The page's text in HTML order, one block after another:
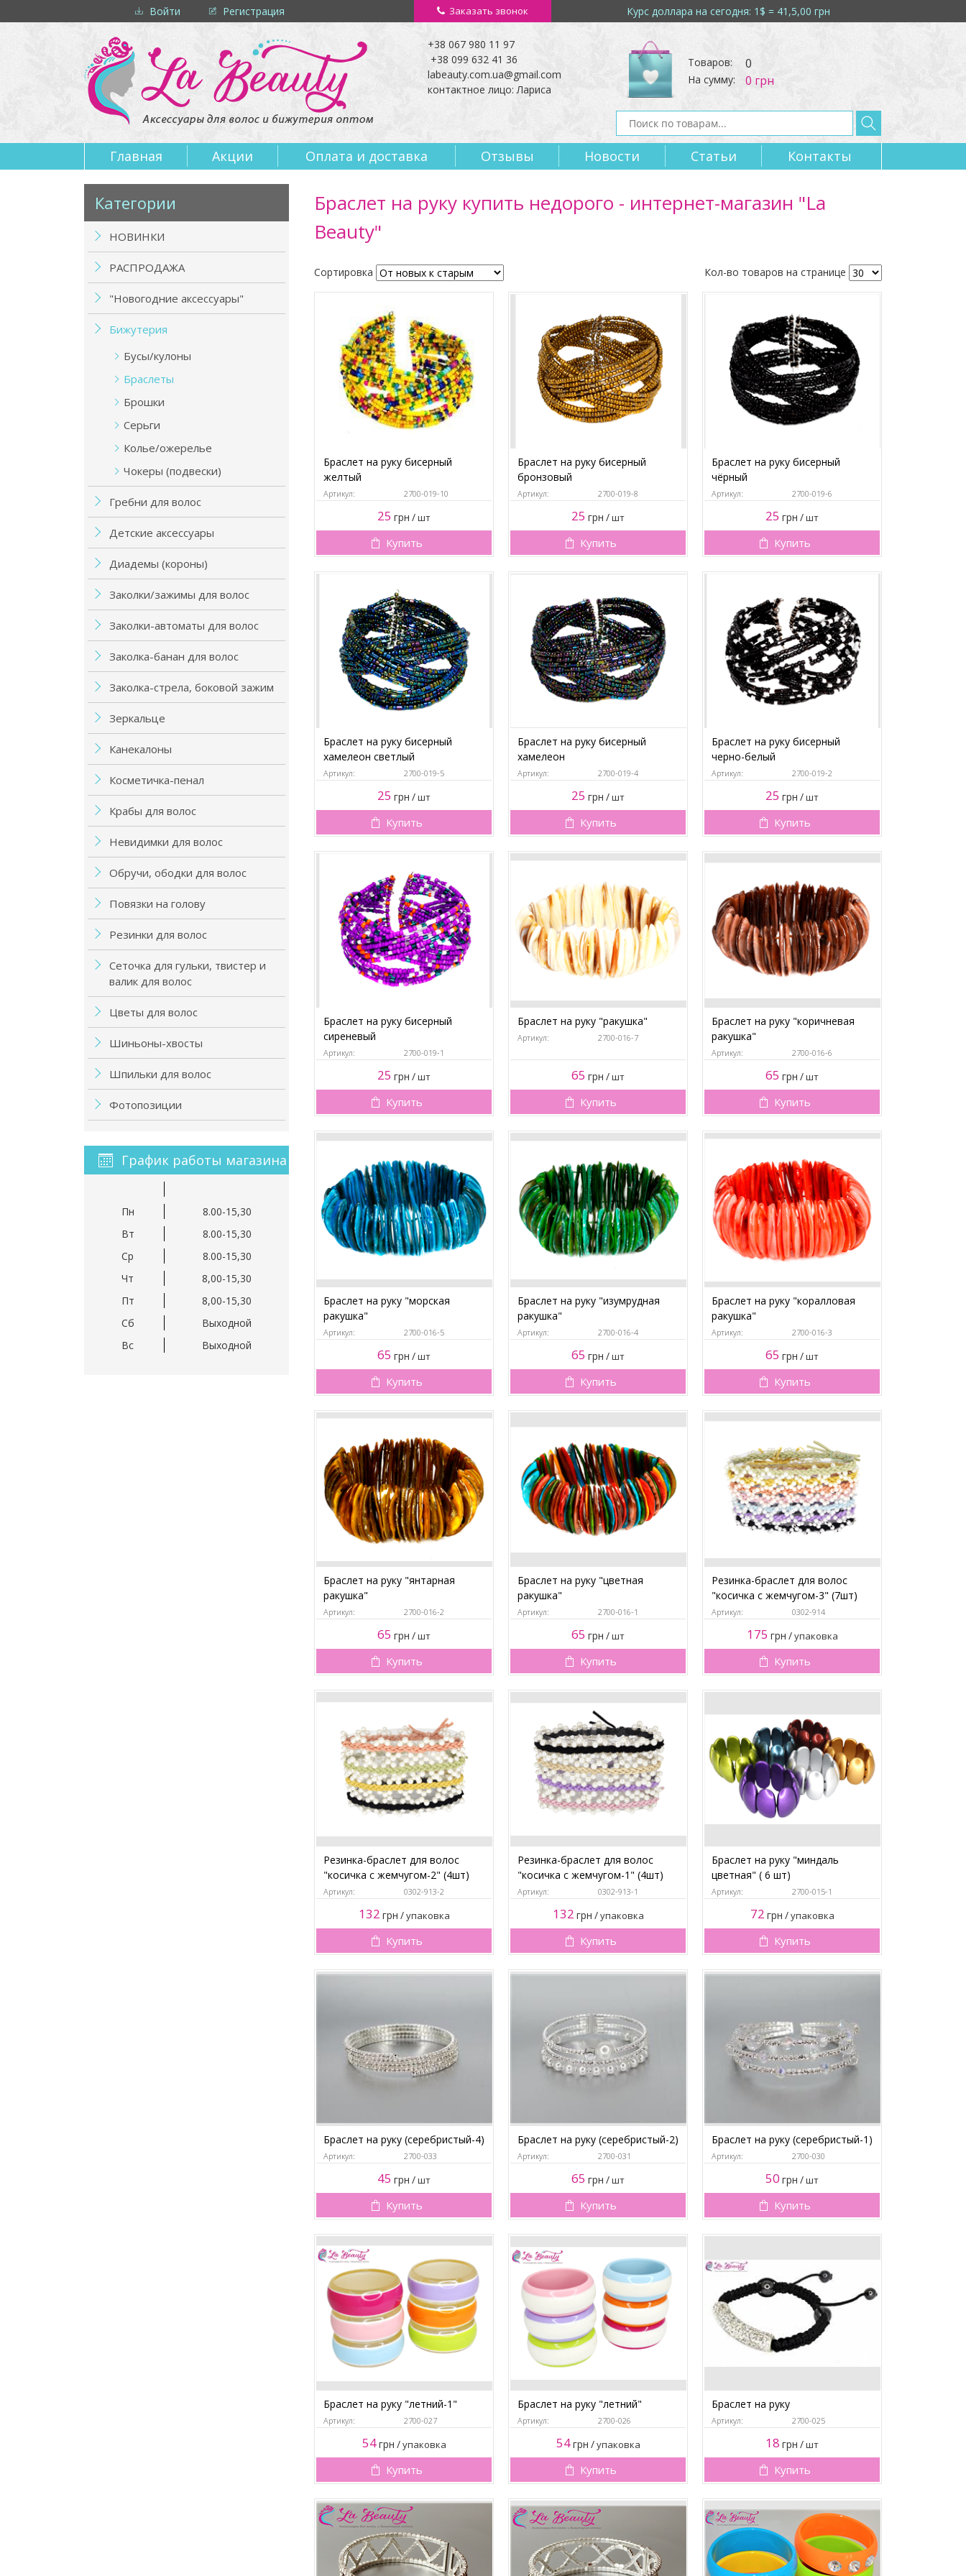
Войти Регистрация Заказать звонок Курс доллара на сегодня: 1$ = 41,5,00 грн
+38 067 980 11 97
+38 099 632 41 36
labeauty.com.ua@gmail.com
контактное лицо: Лариса
Товаров: 0
На сумму: 0 грн
Главная Акции Оплата и доставка Отзывы Новости Статьи Контакты
Категории
НОВИНКИ
РАСПРОДАЖА
"Новогодние аксессуары"
Бижутерия
Бусы/кулоны
Браслеты
Брошки
Серьги
Колье/ожерелье
Чокеры (подвески)
Гребни для волос
Детские аксессуары
Диадемы (короны)
Заколки/зажимы для волос
Заколки-автоматы для волос
Заколка-банан для волос
Заколка-стрела, боковой зажим
Зеркальце
Канекалоны
Косметичка-пенал
Крабы для волос
Невидимки для волос
Обручи, ободки для волос
Повязки на голову
Резинки для волос
Сеточка для гульки, твистер и
валик для волос
Цветы для волос
Шиньоны-хвосты
Шпильки для волос
Фотопозиции
График работы магазина
Пн
8.00-15,30
Вт
8.00-15,30
Ср
8.00-15,30
Чт
8,00-15,30
Пт
8,00-15,30
Сб
Выходной
Вс
Выходной
Браслет на руку купить недорого - интернет-магазин "La
Beauty"
Сортировка Кол-во товаров на странице
Браслет на руку бисерный
желтый
Артикул: 2700-019-10
25 грн /шт
Купить
Браслет на руку бисерный
бронзовый
Артикул: 2700-019-8
25 грн /шт
Купить
Браслет на руку бисерный
чёрный
Артикул: 2700-019-6
25 грн /шт
Купить
Браслет на руку бисерный
хамелеон светлый
Артикул: 2700-019-5
25 грн /шт
Купить
Браслет на руку бисерный
хамелеон
Артикул: 2700-019-4
25 грн /шт
Купить
Браслет на руку бисерный
черно-белый
Артикул: 2700-019-2
25 грн /шт
Купить
Браслет на руку бисерный
сиреневый
Артикул: 2700-019-1
25 грн /шт
Купить
Браслет на руку "ракушка"
Артикул: 2700-016-7
65 грн /шт
Купить
Браслет на руку "коричневая
ракушка"
Артикул: 2700-016-6
65 грн /шт
Купить
Браслет на руку "морская
ракушка"
Артикул: 2700-016-5
65 грн /шт
Купить
Браслет на руку "изумрудная
ракушка"
Артикул: 2700-016-4
65 грн /шт
Купить
Браслет на руку "коралловая
ракушка"
Артикул: 2700-016-3
65 грн /шт
Купить
Браслет на руку "янтарная
ракушка"
Артикул: 2700-016-2
65 грн /шт
Купить
Браслет на руку "цветная
ракушка"
Артикул: 2700-016-1
65 грн /шт
Купить
Резинка-браслет для волос
"косичка с жемчугом-3" (7шт)
Артикул: 0302-914
175 грн /упаковка
Купить
Резинка-браслет для волос
"косичка с жемчугом-2" (4шт)
Артикул: 0302-913-2
132 грн /упаковка
Купить
Резинка-браслет для волос
"косичка с жемчугом-1" (4шт)
Артикул: 0302-913-1
132 грн /упаковка
Купить
Браслет на руку "миндаль
цветная" ( 6 шт)
Артикул: 2700-015-1
72 грн /упаковка
Купить
Браслет на руку (серебристый-4)
Артикул: 2700-033
45 грн /шт
Купить
Браслет на руку (серебристый-2)
Артикул: 2700-031
65 грн /шт
Купить
Браслет на руку (серебристый-1)
Артикул: 2700-030
50 грн /шт
Купить
Браслет на руку "летний-1"
Артикул: 2700-027
54грн /упаковка
Купить
Браслет на руку "летний"
Артикул: 2700-026
54грн /упаковка
Купить
Браслет на руку
Артикул: 2700-025
18 грн /шт
Купить